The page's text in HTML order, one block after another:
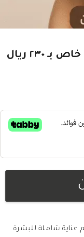
كورس علاج البشرة – عرض خاص بـ ٢٣٠ ريال
شاملة للبشرة